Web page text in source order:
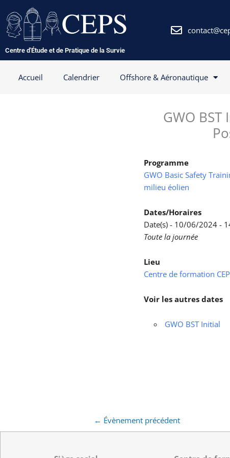
au
contenu
Centre d'Étude et de Pratique de la Survie
Accueil Calendrier Offshore & Aéronautique
GWO
Programme
GWO Basic Safety
milieu éolien
Dates/Horaires
Date(s) - 10/06/2024 -
Toute la journée
Lieu
Centre de formation
Voir les autres dates
GWO BST Initial
← Évènement précédent